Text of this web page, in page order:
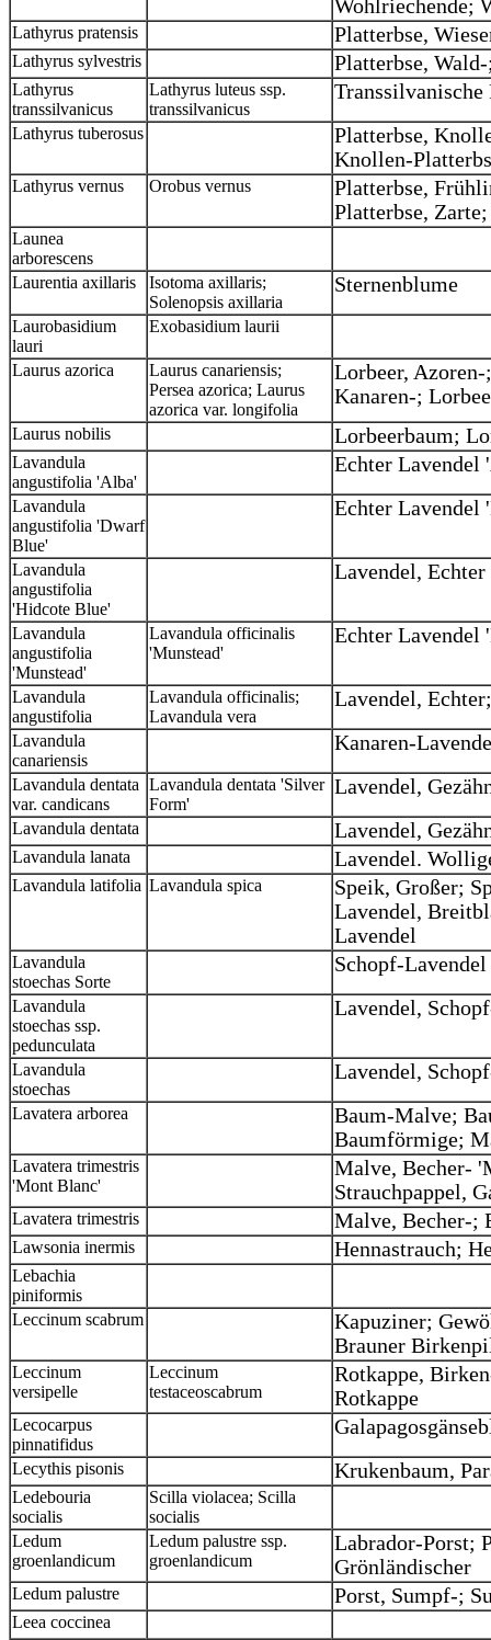
Wohlriechende;
Lathyrus pratensis Platterbse,
Lathyrus sylvestris Platterbse,
Lathyrus
transsilvanicus
Lathyrus luteus ssp.
transsilvanicus
Lathyrus tuberosus
Platterbse,
Knollen-
Lathyrus vernus Orobus vernus
Platterbse,
Platterbse,
Launea
arborescens
Laurentia axillaris
Isotoma axillaris;
Solenopsis axillaria
Sternenblume
Laurobasidium
lauri
Exobasidium laurii
Laurus azorica
Laurus canariensis;
Persea azorica; Laurus
azorica var. longifolia
Lorbeer,
Kanaren-;
Laurus nobilis Lorbeerbaum;
Lavandula
angustifolia 'Alba'
Echter
Lavandula
angustifolia 'Dwarf
Blue'
Echter
Lavandula
angustifolia
'Hidcote Blue'
Lavendel,
Lavandula
angustifolia
'Munstead'
Lavandula officinalis
'Munstead'
Echter Lavendel
Lavandula
angustifolia
Lavandula officinalis;
Lavandula vera
Lavendel,
Lavandula
canariensis
Kanaren-
Lavandula dentata
var. candicans
Lavandula dentata 'Silver
Form'
Lavendel,
Lavandula dentata Lavendel,
Lavandula lanata Lavendel.
Lavandula latifolia Lavandula spica
Speik, Großer;
Lavendel,
Lavendel
Lavandula
stoechas Sorte
Schopf-
Lavandula
stoechas ssp.
pedunculata
Lavendel,
Lavandula
stoechas
Lavendel,
Lavatera arborea
Baum-Malve;
Baumförmige;
Lavatera trimestris
'Mont Blanc'
Malve, Becher-
Strauchpappel,
Lavatera trimestris Malve, Becher-;
Lawsonia inermis Hennastrauch;
Lebachia
piniformis
Leccinum scabrum
Kapuziner;
Brauner
Leccinum
versipelle
Leccinum
testaceoscabrum
Rotkappe,
Rotkappe
Lecocarpus
pinnatifidus
Lecythis pisonis Krukenbaum,
Ledebouria
socialis
Scilla violacea; Scilla
socialis
Ledum
groenlandicum
Ledum palustre ssp.
groenlandicum
Labrador-Porst;
Grönländischer
Ledum palustre Porst, Sumpf-;
Leea coccinea